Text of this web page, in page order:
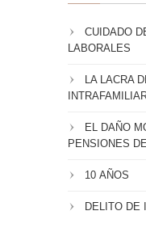
CUIDADO
LABORALES
LA LACRA
EL DAÑO
PENSIONES
10 AÑOS
DELITO DE